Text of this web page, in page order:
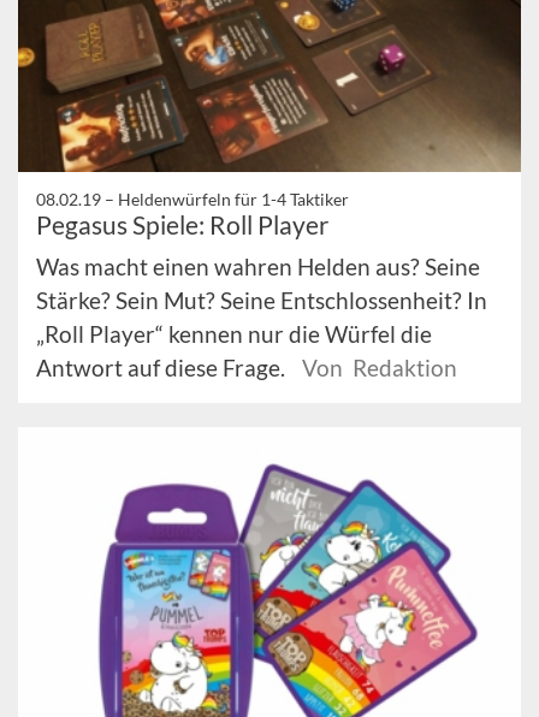
08.02.19 – Heldenwürfeln für 1-4 Taktiker
Pegasus Spiele: Roll Player
Was macht einen wahren Helden aus? Seine
Stärke? Sein Mut? Seine Entschlossenheit? In
„Roll Player“ kennen nur die Würfel die
Antwort auf diese Frage.
Von Redaktion